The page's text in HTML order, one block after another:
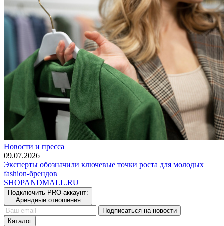
Новости и пресса
09.07.2026
Эксперты обозначили ключевые точки роста для молодых
fashion-брендов
SHOPANDMALL.RU
Подключить PRO-аккаунт:
Арендные отношения
Подписаться на новости
Каталог